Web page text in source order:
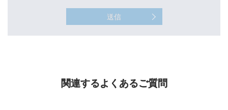
送信
関連するよくあるご質問